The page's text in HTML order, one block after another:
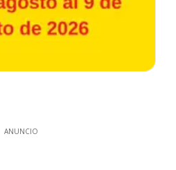
ANUNCIO